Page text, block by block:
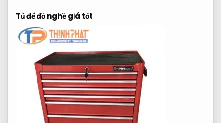
Tủ để đồ nghề giá tốt